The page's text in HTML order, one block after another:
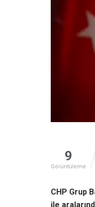
9
Görüntüleme
CHP Grup
ile